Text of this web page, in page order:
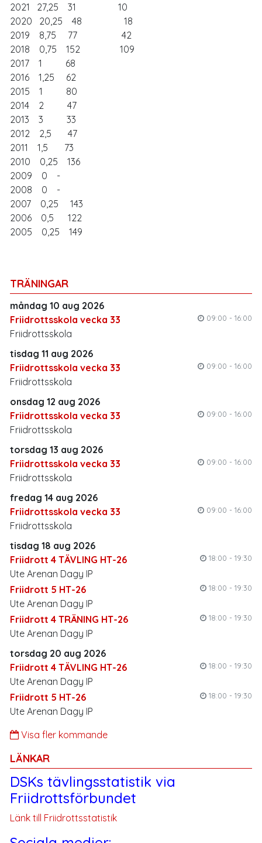
TRÄNINGAR
måndag 10 aug 2026
Friidrottsskola vecka 33
09:00 - 16:00
Friidrottsskola
tisdag 11 aug 2026
Friidrottsskola vecka 33
09:00 - 16:00
Friidrottsskola
onsdag 12 aug 2026
Friidrottsskola vecka 33
09:00 - 16:00
Friidrottsskola
torsdag 13 aug 2026
Friidrottsskola vecka 33
09:00 - 16:00
Friidrottsskola
fredag 14 aug 2026
Friidrottsskola vecka 33
09:00 - 16:00
Friidrottsskola
tisdag 18 aug 2026
Friidrott 4 TÄVLING HT-26
18:00 - 19:30
Ute Arenan Dagy IP
Friidrott 5 HT-26
18:00 - 19:30
Ute Arenan Dagy IP
Friidrott 4 TRÄNING HT-26
18:00 - 19:30
Ute Arenan Dagy IP
torsdag 20 aug 2026
Friidrott 4 TÄVLING HT-26
18:00 - 19:30
Ute Arenan Dagy IP
Friidrott 5 HT-26
18:00 - 19:30
Ute Arenan Dagy IP
Visa fler kommande
LÄNKAR
DSKs tävlingsstatistik via
Friidrottsförbundet
Länk till Friidrottsstatistik
2021 27,25 31 10
2020 20,25 48 18
2019 8,75 77 42
2018 0,75 152 109
2017 1 68
2016 1,25 62
2015 1 80
2014 2 47
2013 3 33
2012 2,5 47
2011 1,5 73
2010 0,25 136
2009 0 -
2008 0 -
2007 0,25 143
2006 0,5 122
2005 0,25 149